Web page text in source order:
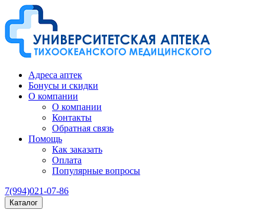
Адреса аптек
Бонусы и скидки
О компании
О компании
Контакты
Обратная связь
Помощь
Как заказать
Оплата
Популярные вопросы
7(994)021-07-86
Каталог